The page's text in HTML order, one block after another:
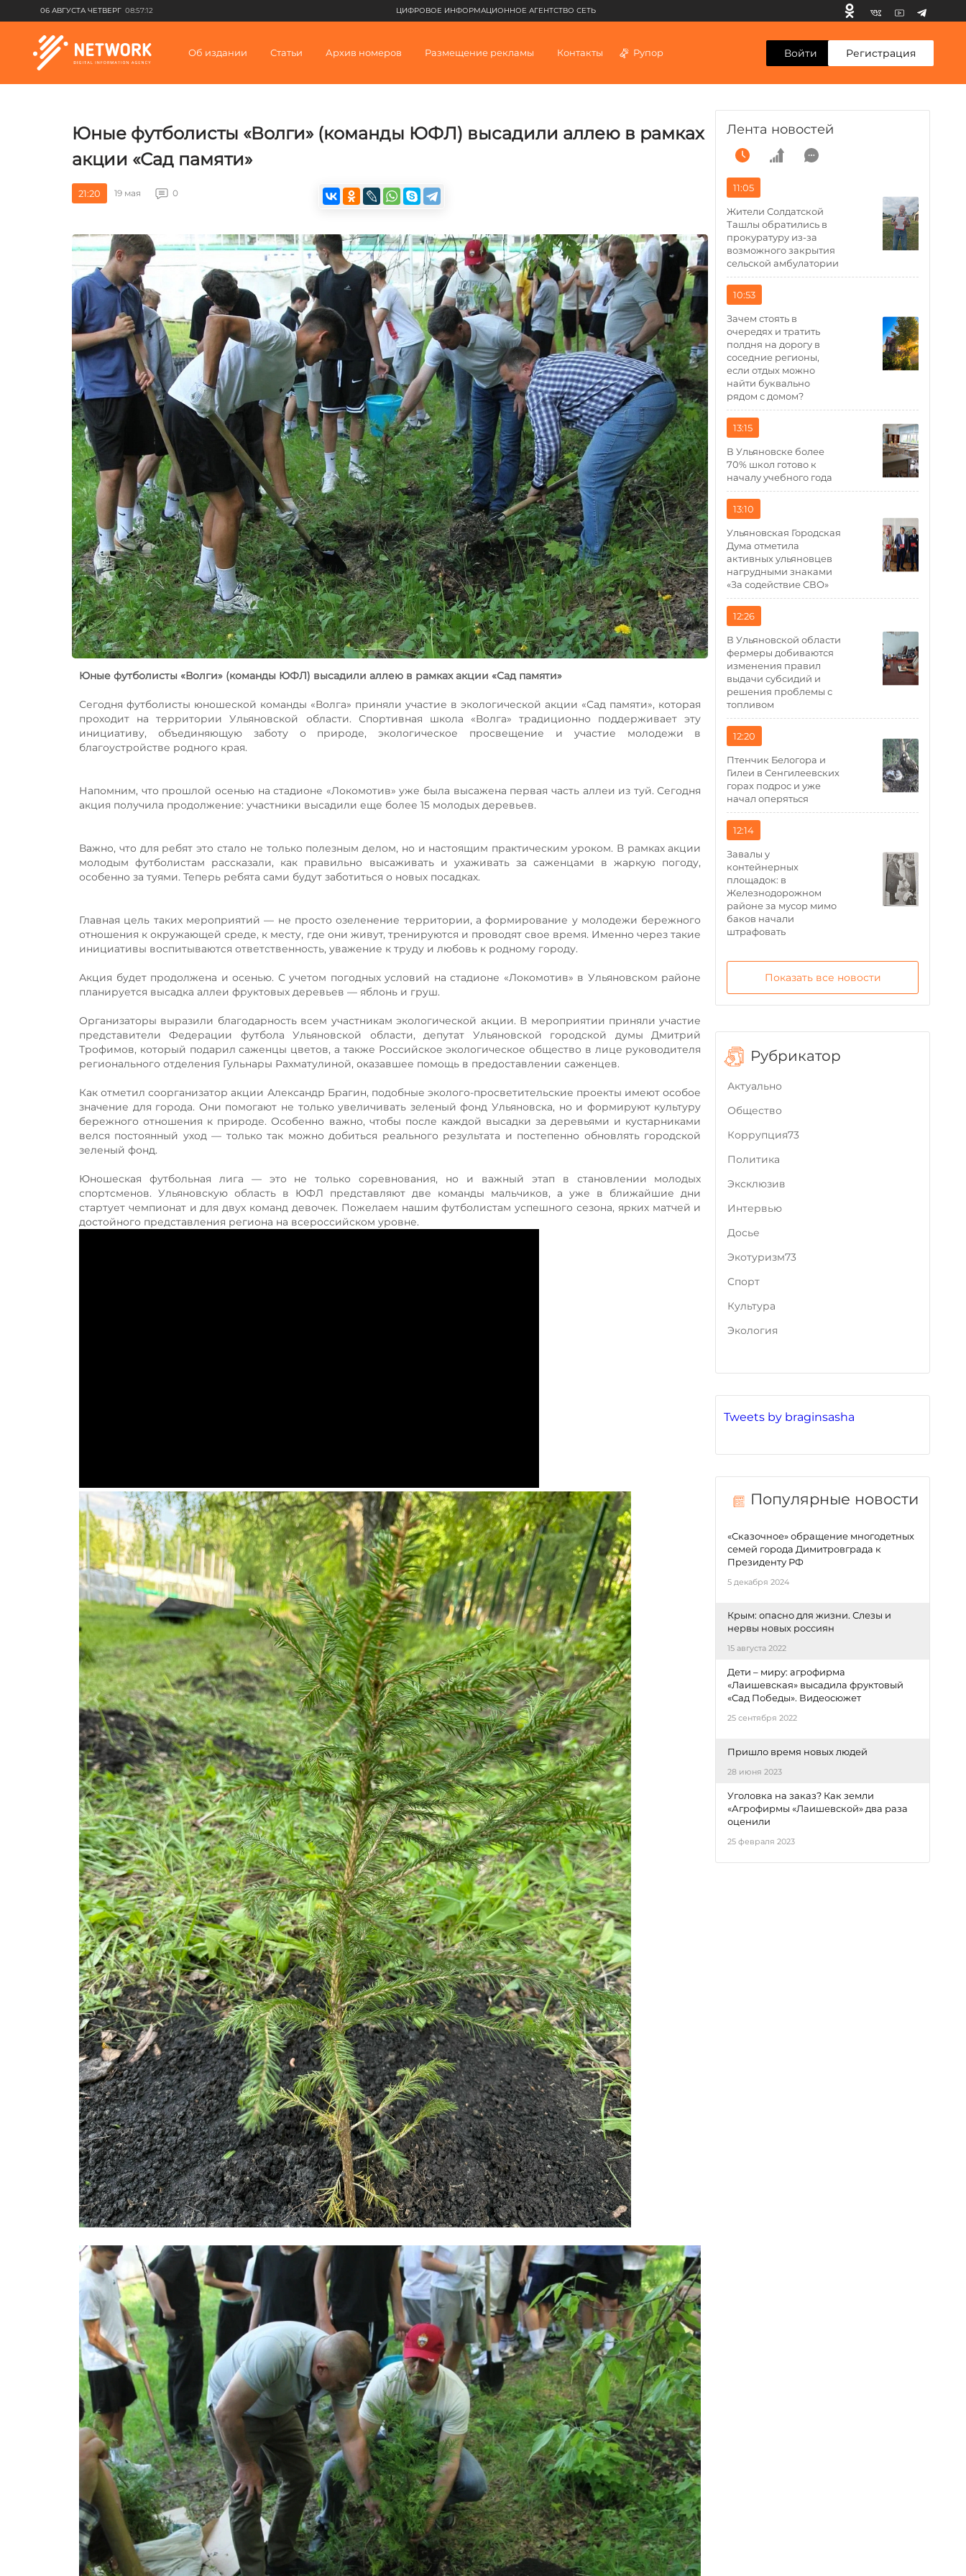
06 АВГУСТА ЧЕТВЕРГ 08:57:12 ЦИФРОВОЕ ИНФОРМАЦИОННОЕ АГЕНТСТВО СЕТЬ
Об издании Статьи Архив номеров Размещение рекламы Контакты Рупор Войти Регистрация
Юные футболисты «Волги» (команды ЮФЛ) высадили аллею в рамках
акции «Сад памяти»
21:20 19 мая 0
Юные футболисты «Волги» (команды ЮФЛ) высадили аллею в рамках акции «Сад памяти»
Сегодня футболисты юношеской команды «Волга» приняли участие в экологической акции «Сад памяти», которая
проходит на территории Ульяновской области. Спортивная школа «Волга» традиционно поддерживает эту
инициативу, объединяющую заботу о природе, экологическое просвещение и участие молодежи в
благоустройстве родного края.
Напомним, что прошлой осенью на стадионе «Локомотив» уже была высажена первая часть аллеи из туй. Сегодня
акция получила продолжение: участники высадили еще более 15 молодых деревьев.
Важно, что для ребят это стало не только полезным делом, но и настоящим практическим уроком. В рамках акции
молодым футболистам рассказали, как правильно высаживать и ухаживать за саженцами в жаркую погоду,
особенно за туями. Теперь ребята сами будут заботиться о новых посадках.
Главная цель таких мероприятий — не просто озеленение территории, а формирование у молодежи бережного
отношения к окружающей среде, к месту, где они живут, тренируются и проводят свое время. Именно через такие
инициативы воспитываются ответственность, уважение к труду и любовь к родному городу.
Акция будет продолжена и осенью. С учетом погодных условий на стадионе «Локомотив» в Ульяновском районе
планируется высадка аллеи фруктовых деревьев — яблонь и груш.
Организаторы выразили благодарность всем участникам экологической акции. В мероприятии приняли участие
представители Федерации футбола Ульяновской области, депутат Ульяновской городской думы Дмитрий
Трофимов, который подарил саженцы цветов, а также Российское экологическое общество в лице руководителя
регионального отделения Гульнары Рахматулиной, оказавшее помощь в предоставлении саженцев.
Как отметил соорганизатор акции Александр Брагин, подобные эколого-просветительские проекты имеют особое
значение для города. Они помогают не только увеличивать зеленый фонд Ульяновска, но и формируют культуру
бережного отношения к природе. Особенно важно, чтобы после каждой высадки за деревьями и кустарниками
велся постоянный уход — только так можно добиться реального результата и постепенно обновлять городской
зеленый фонд.
Юношеская футбольная лига — это не только соревнования, но и важный этап в становлении молодых
спортсменов. Ульяновскую область в ЮФЛ представляют две команды мальчиков, а уже в ближайшие дни
стартует чемпионат и для двух команд девочек. Пожелаем нашим футболистам успешного сезона, ярких матчей и
достойного представления региона на всероссийском уровне.
Tweets by braginsasha
Популярные новости
«Сказочное» обращение многодетных
семей города Димитровграда к
Президенту РФ
5 декабря 2024
Крым: опасно для жизни. Слезы и
нервы новых россиян
15 августа 2022
Дети – миру: агрофирма
«Лаишевская» высадила фруктовый
«Сад Победы». Видеосюжет
25 сентября 2022
Пришло время новых людей
28 июня 2023
Уголовка на заказ? Как земли
«Агрофирмы «Лаишевской» два раза
оценили
25 февраля 2023
Лента новостей
11:05
Жители Солдатской
Ташлы обратились в
прокуратуру из-за
возможного закрытия
сельской амбулатории
10:53
Зачем стоять в
очередях и тратить
полдня на дорогу в
соседние регионы,
если отдых можно
найти буквально
рядом с домом?
13:15
В Ульяновске более
70% школ готово к
началу учебного года
13:10
Ульяновская Городская
Дума отметила
активных ульяновцев
нагрудными знаками
«За содействие СВО»
12:26
В Ульяновской области
фермеры добиваются
изменения правил
выдачи субсидий и
решения проблемы с
топливом
12:20
Птенчик Белогора и
Гилеи в Сенгилеевских
горах подрос и уже
начал оперяться
12:14
Завалы у
контейнерных
площадок: в
Железнодорожном
районе за мусор мимо
баков начали
штрафовать
Показать все новости
Рубрикатор
Актуально
Общество
Коррупция73
Политика
Эксклюзив
Интервью
Досье
Экотуризм73
Cпорт
Культура
Экология